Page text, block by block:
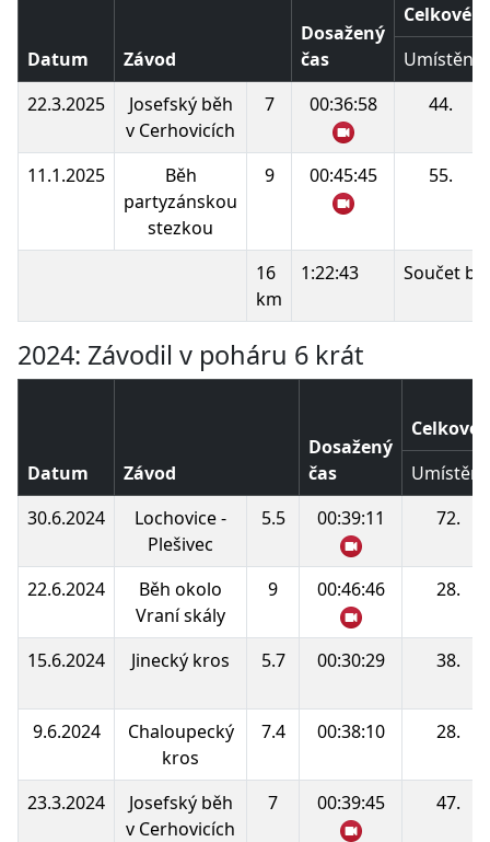
Datum Závod
Dosažený
čas
Celkové
Umístění
22.3.2025
Josefský běh
v Cerhovicích
7 00:36:58 44.
11.1.2025
Běh
partyzánskou
stezkou
9 00:45:45 55.
16
km
1:22:43 Součet
2024: Závodil v poháru 6 krát
Datum Závod
Dosažený
čas
Celkové
Umístění
30.6.2024
Lochovice -
Plešivec
5.5 00:39:11 72.
22.6.2024
Běh okolo
Vraní skály
9 00:46:46 28.
15.6.2024 Jinecký kros 5.7 00:30:29 38.
9.6.2024
Chaloupecký
kros
7.4 00:38:10 28.
23.3.2024
Josefský běh
v Cerhovicích
7 00:39:45 47.